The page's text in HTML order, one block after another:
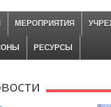
МЕРОПРИЯТИЯ
РЕСУРСЫ